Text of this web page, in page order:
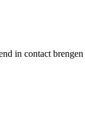
in contact brengen